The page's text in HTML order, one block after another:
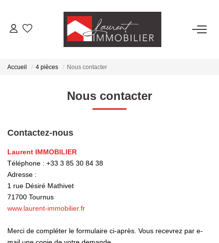
ACHETER
ESTIMER
NOS AGENCES
Laurent Immobilier Tournus
Laurent Immobilier Pont De Vaux
Notre Équipe
Accueil 4 pièces Nous contacter
Nous contacter
Contactez-nous
Laurent IMMOBILIER
Téléphone : +33 3 85 30 84 38
Adresse :
1 rue Désiré Mathivet
71700 Tournus
www.laurent-immobilier.fr
Merci de compléter le formulaire ci-après. Vous recevrez par e-